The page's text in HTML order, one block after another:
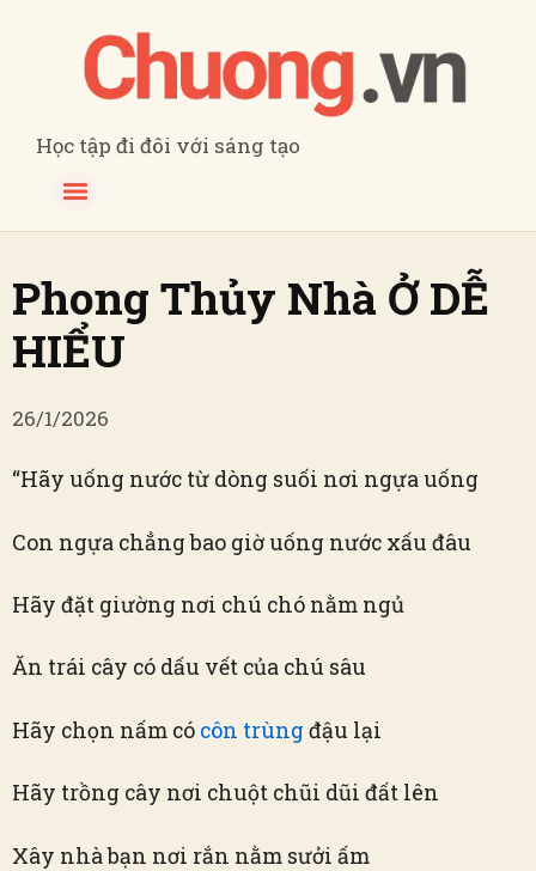
Học tập đi đôi với sáng tạo
Phong Thủy Nhà Ở DỄ
HIỂU
26/1/2026
“Hãy uống nước từ dòng suối nơi ngựa uống
Con ngựa chẳng bao giờ uống nước xấu đâu
Hãy đặt giường nơi chú chó nằm ngủ
Ăn trái cây có dấu vết của chú sâu
Hãy chọn nấm có côn trùng đậu lại
Hãy trồng cây nơi chuột chũi dũi đất lên
Xây nhà bạn nơi rắn nằm sưởi ấm